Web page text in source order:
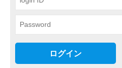
ログイン